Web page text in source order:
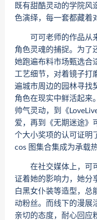
既有甜酷灵动的学院风
色演绎，每一套都藏着
可可老师的作品从来
角色灵魂的捕捉。为了
她跑遍布料市场甄选合
工艺细节，对着镜子打
遍城市周边的园林寻找
角色在现实中鲜活起来
帅气灵动，到《
爱，再到《无期迷途》
个大小奖项的认可证明
cos 图集合集成为承载
在社交媒体上，可可
证着她的影响力，她分
白黑女仆装等造型，总
动粉丝。而线下的漫展
亲切的态度，耐心回应